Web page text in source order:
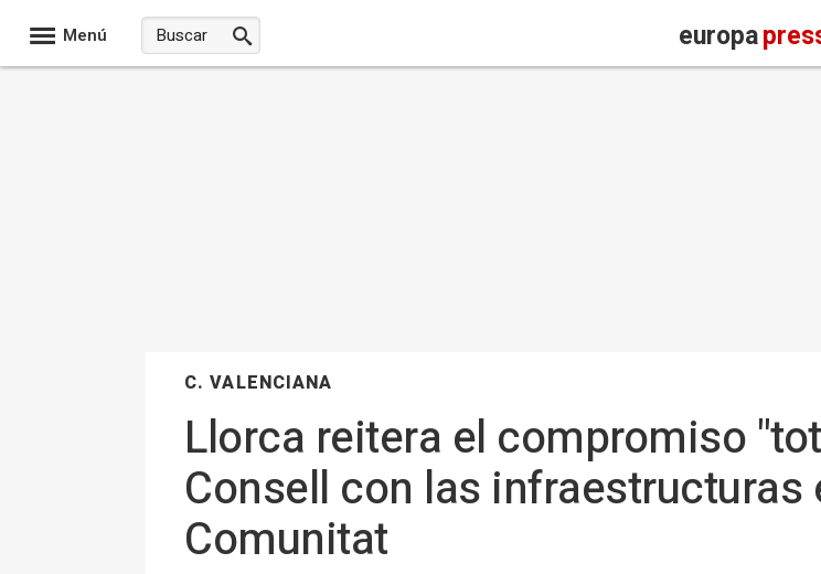
Menú europa
C. VALENCIANA
Llorca reitera el compromiso
Consell con las infraestructuras
Comunitat